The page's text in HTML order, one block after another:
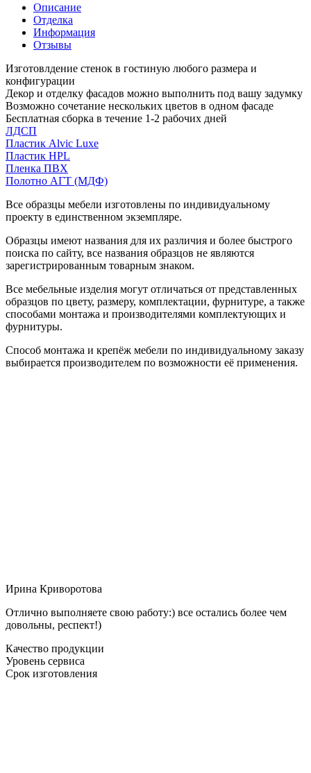
Описание
Отделка
Информация
Отзывы
Изготовлдение стенок в гостиную любого размера и
конфигурации
Декор и отделку фасадов можно выполнить под вашу задумку
Возможно сочетание нескольких цветов в одном фасаде
Бесплатная сборка в течение 1-2 рабочих дней
ЛДСП
Пластик Alvic Luxe
Пластик HPL
Пленка ПВХ
Полотно АГТ (МДФ)
Все образцы мебели изготовлены по индивидуальному
проекту в единственном экземпляре.
Образцы имеют названия для их различия и более быстрого
поиска по сайту, все названия образцов не являются
зарегистрированным товарным знаком.
Все мебельные изделия могут отличаться от представленных
образцов по цвету, размеру, комплектации, фурнитуре, а также
способами монтажа и производителями комплектующих и
фурнитуры.
Способ монтажа и крепёж мебели по индивидуальному заказу
выбирается производителем по возможности её применения.
Ирина Криворотова
Отлично выполняете свою работу:) все остались более чем
довольны, респект!)
Качество продукции
Уровень сервиса
Срок изготовления